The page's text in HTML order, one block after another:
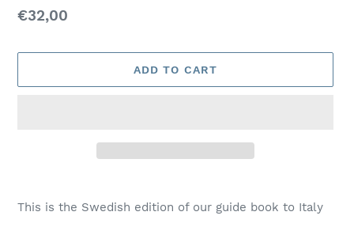
Regular
€32,00
ADD TO CART
product
This is the Swedish edition of our guide book to Italy